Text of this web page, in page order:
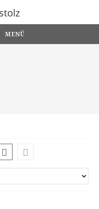
MENÜ